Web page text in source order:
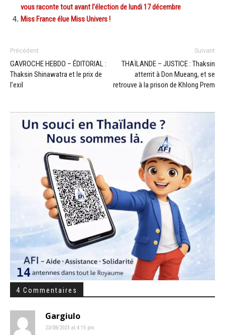
vous raconte tout avant l’élection de lundi 17 décembre
Miss France élue Miss Univers !
Précédent
GAVROCHE HEBDO – ÉDITORIAL :
Thaksin Shinawatra et le prix de
l’exil
Suivant
THAÏLANDE – JUSTICE : Thaksin
atterrit à Don Mueang, et se
retrouve à la prison de Khlong Prem
4 Commentaires
Gargiulo
23/08/2023 at 4:15 pm